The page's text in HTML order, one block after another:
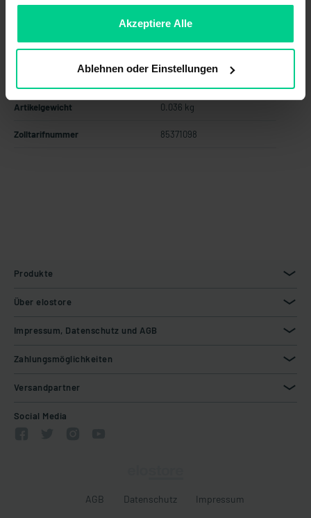
sein, können Sie die Verwendung von Cookies hier
Akzeptiere Alle
Ablehnen oder Einstellungen
Angebot erstellen
Artikelgewicht 0.036 kg
Zolltarifnummer 85371098
Produkte
Über elostore
Impressum, Datenschutz und AGB
Zahlungsmöglichkeiten
Versandpartner
Social Media
AGB Datenschutz Impressum